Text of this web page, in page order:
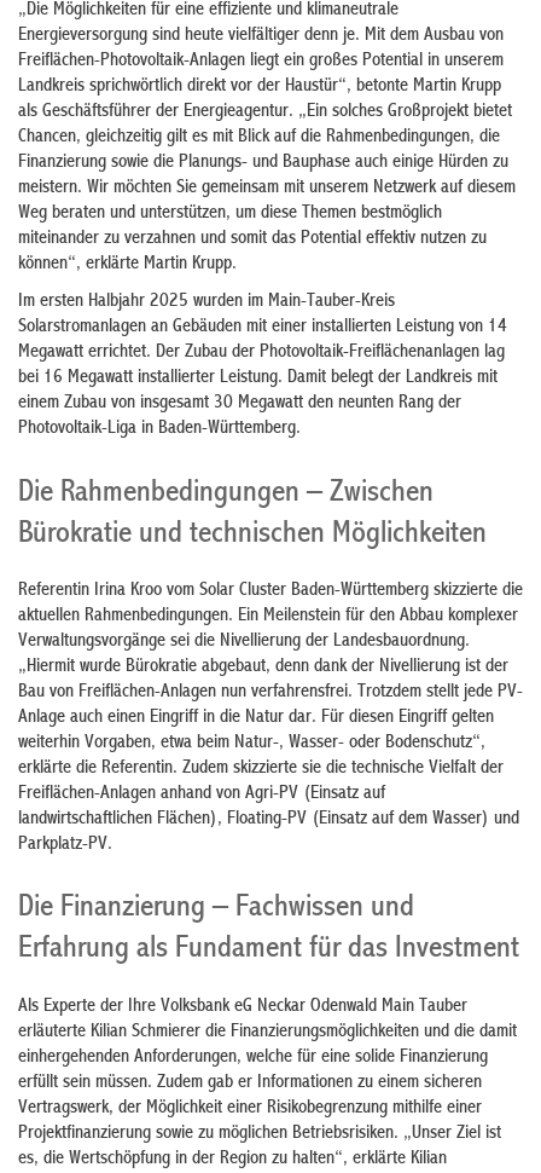
„Die Möglichkeiten für eine effiziente und klimaneutrale
Energieversorgung sind heute vielfältiger denn je. Mit dem Ausbau von
Freiflächen-Photovoltaik-Anlagen liegt ein großes Potential in unserem
Landkreis sprichwörtlich direkt vor der Haustür“, betonte Martin Krupp
als Geschäftsführer der Energieagentur. „Ein solches Großprojekt bietet
Chancen, gleichzeitig gilt es mit Blick auf die Rahmenbedingungen, die
Finanzierung sowie die Planungs- und Bauphase auch einige Hürden zu
meistern. Wir möchten Sie gemeinsam mit unserem Netzwerk auf diesem
Weg beraten und unterstützen, um diese Themen bestmöglich
miteinander zu verzahnen und somit das Potential effektiv nutzen zu
können“, erklärte Martin Krupp.
Im ersten Halbjahr 2025 wurden im Main-Tauber-Kreis
Solarstromanlagen an Gebäuden mit einer installierten Leistung von 14
Megawatt errichtet. Der Zubau der Photovoltaik-Freiflächenanlagen lag
bei 16 Megawatt installierter Leistung. Damit belegt der Landkreis mit
einem Zubau von insgesamt 30 Megawatt den neunten Rang der
Photovoltaik-Liga in Baden-Württemberg.
Die Rahmenbedingungen – Zwischen
Bürokratie und technischen Möglichkeiten
Referentin Irina Kroo vom Solar Cluster Baden-Württemberg skizzierte die
aktuellen Rahmenbedingungen. Ein Meilenstein für den Abbau komplexer
Verwaltungsvorgänge sei die Nivellierung der Landesbauordnung.
„Hiermit wurde Bürokratie abgebaut, denn dank der Nivellierung ist der
Bau von Freiflächen-Anlagen nun verfahrensfrei. Trotzdem stellt jede PV-
Anlage auch einen Eingriff in die Natur dar. Für diesen Eingriff gelten
weiterhin Vorgaben, etwa beim Natur-, Wasser- oder Bodenschutz“,
erklärte die Referentin. Zudem skizzierte sie die technische Vielfalt der
Freiflächen-Anlagen anhand von Agri-PV (Einsatz auf
landwirtschaftlichen Flächen), Floating-PV (Einsatz auf dem Wasser) und
Parkplatz-PV.
Die Finanzierung – Fachwissen und
Erfahrung als Fundament für das Investment
Als Experte der Ihre Volksbank eG Neckar Odenwald Main Tauber
erläuterte Kilian Schmierer die Finanzierungsmöglichkeiten und die damit
einhergehenden Anforderungen, welche für eine solide Finanzierung
erfüllt sein müssen. Zudem gab er Informationen zu einem sicheren
Vertragswerk, der Möglichkeit einer Risikobegrenzung mithilfe einer
Projektfinanzierung sowie zu möglichen Betriebsrisiken. „Unser Ziel ist
es, die Wertschöpfung in der Region zu halten“, erklärte Kilian